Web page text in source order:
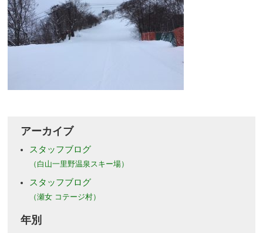
アーカイブ
スタッフブログ
（白山一里野温泉スキー場）
スタッフブログ
（瀬女 コテージ村）
年別